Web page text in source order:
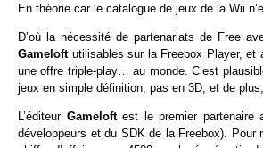
En théorie car le catalogue de jeux de la Wii
D’où la nécessité de partenariats de Free
Gameloftutilisables sur la Freebox Player, et
une offre triple-play… au monde. C’est
jeux en simple définition, pas en 3D, et de
L’éditeur Gameloftest le premier partenaire
développeurs et du SDK de la Freebox).